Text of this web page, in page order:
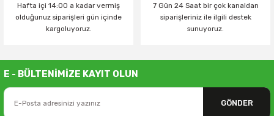
Hafta içi 14:00 a kadar vermiş
olduğunuz siparişleri gün içinde
kargoluyoruz.
7 Gün 24 Saat bir çok kanaldan
siparişleriniz ile ilgili destek
sunuyoruz.
E - BÜLTENİMİZE KAYIT OLUN
GÖNDER